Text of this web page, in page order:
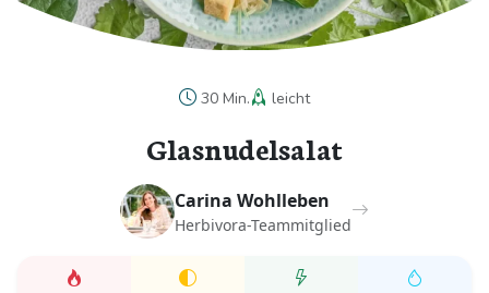
30 Min. leicht
Glasnudelsalat
Carina Wohlleben
Herbivora-Teammitglied